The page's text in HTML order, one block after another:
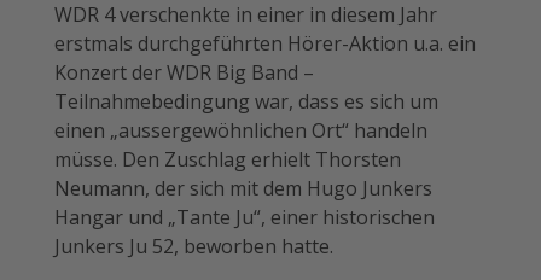
WDR 4 verschenkte in einer in diesem Jahr
erstmals durchgeführten Hörer-Aktion u.a. ein
Konzert der WDR Big Band –
Teilnahmebedingung war, dass es sich um
einen „aussergewöhnlichen Ort“ handeln
müsse. Den Zuschlag erhielt Thorsten
Neumann, der sich mit dem Hugo Junkers
Hangar und „Tante Ju“, einer historischen
Junkers Ju 52, beworben hatte.